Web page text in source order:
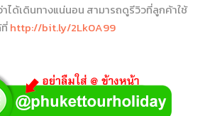
าได้เดินทางแน่นอน สามารถดูรีวิวที่ลูกค้าใช้
http://bit.ly/2Lk0A99